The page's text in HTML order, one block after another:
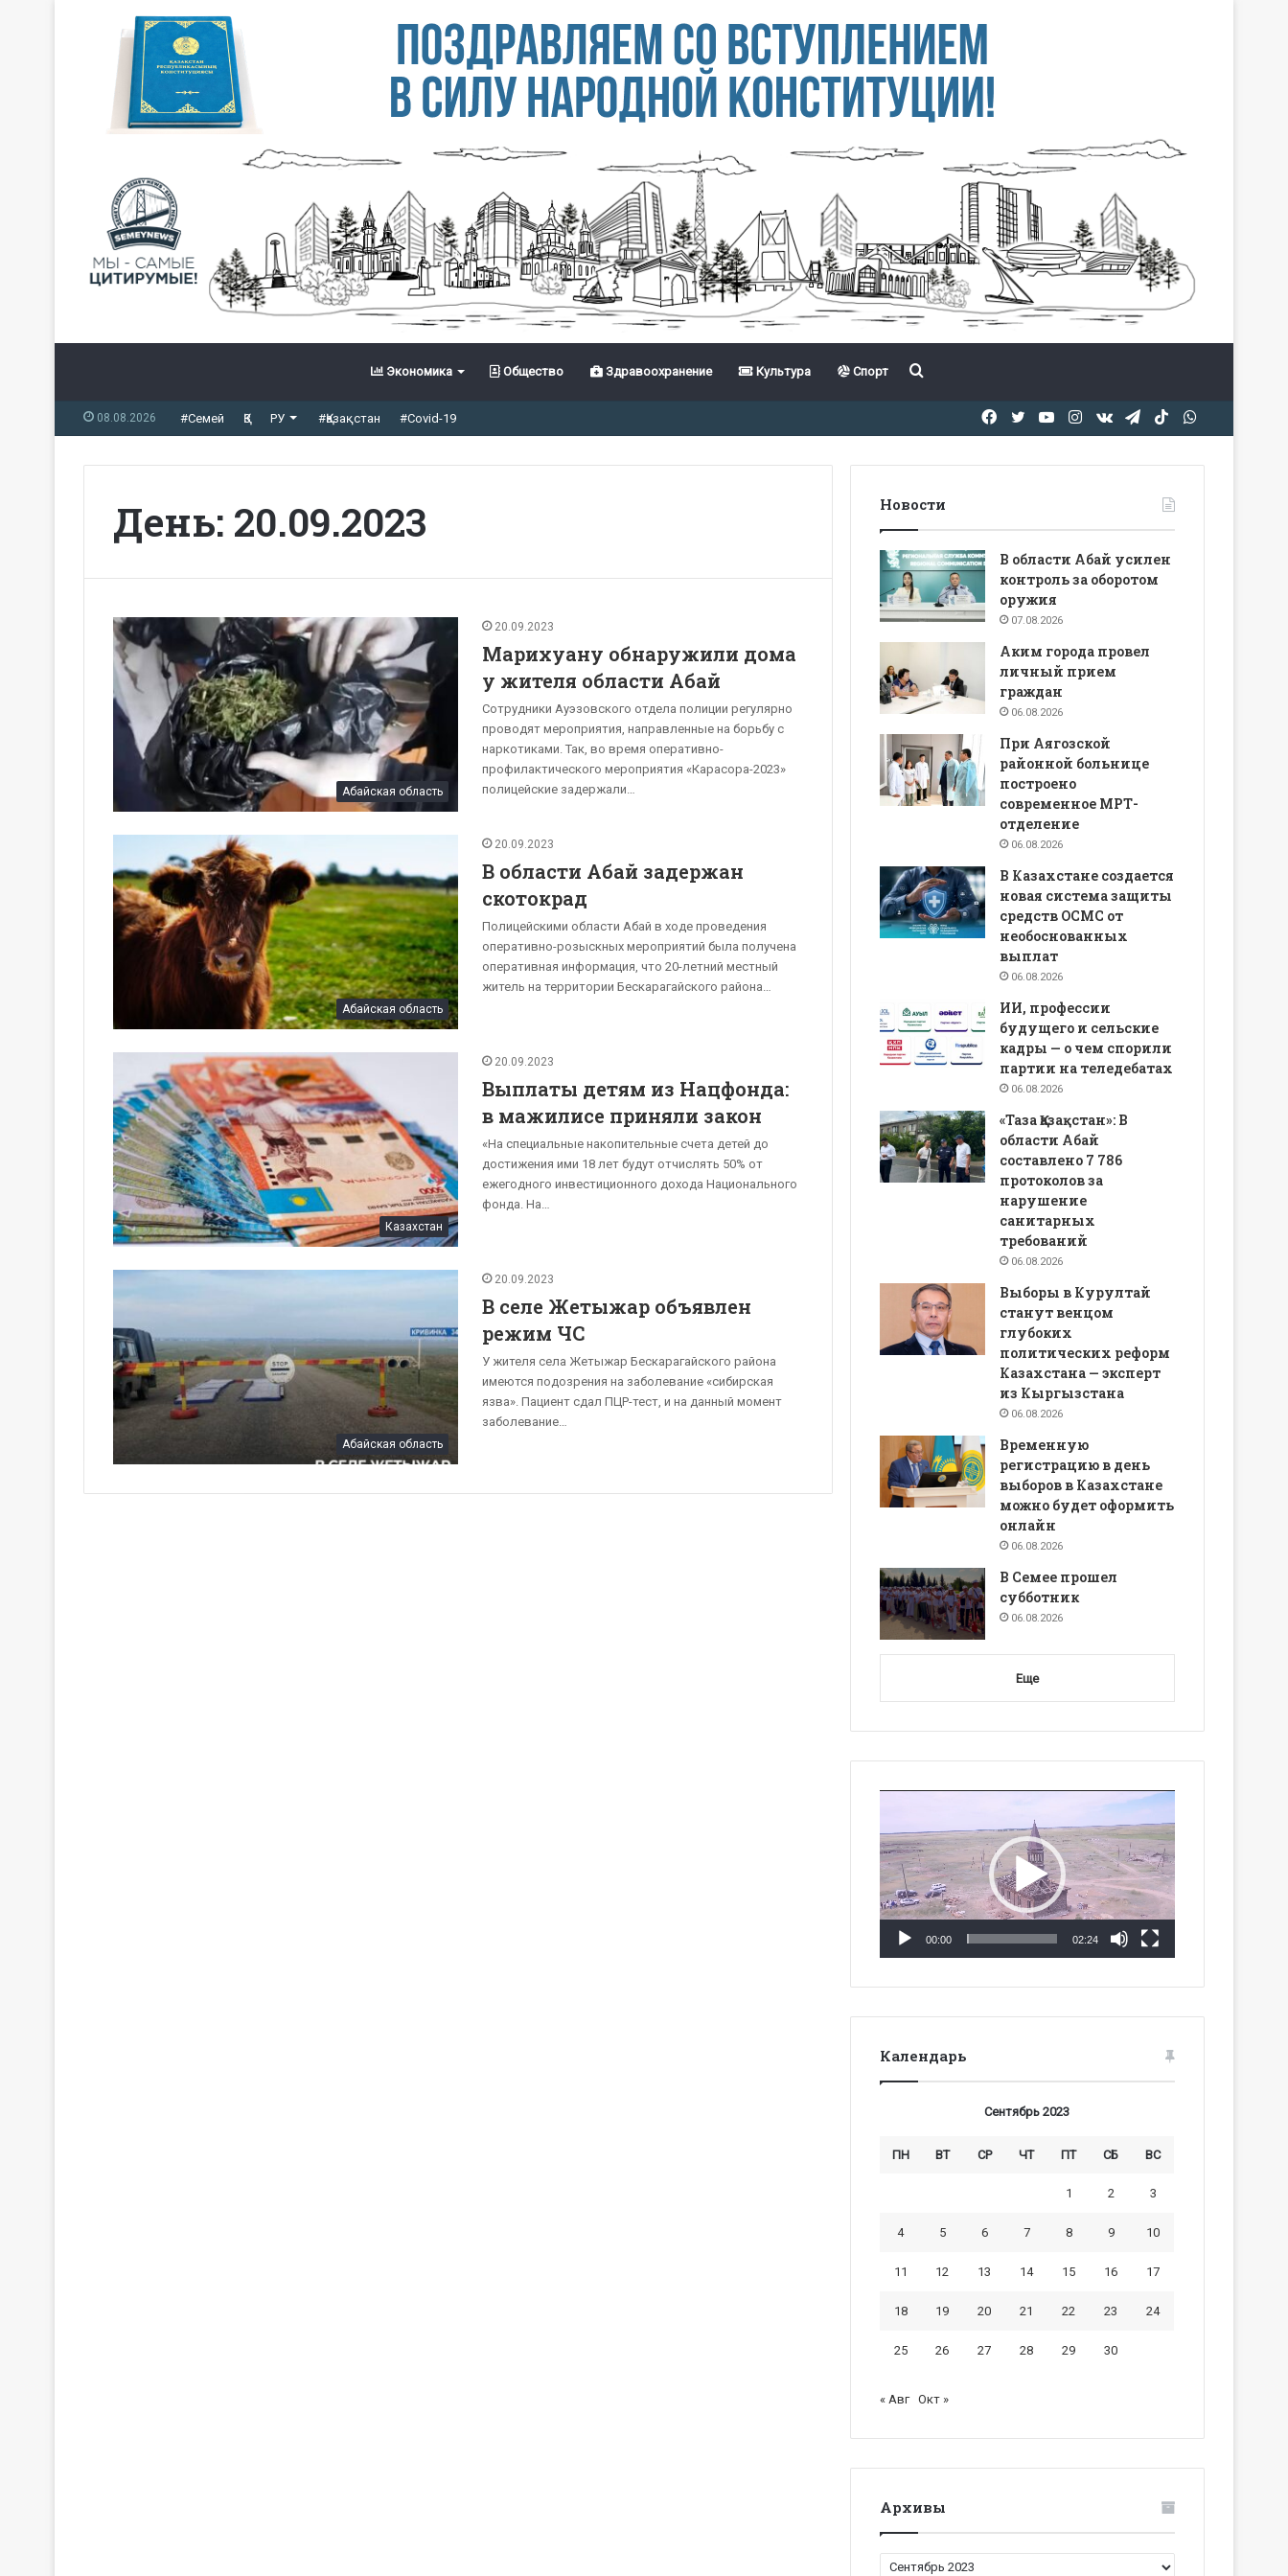
Экономика Общество Здравоохранение Культура Спорт Іздеу
08.08.2026 #Семей ҚЗ РУ #Қазақстан #Covid-19 TikTok
Telegram
vk.com
Instagram
YouTube
Twitter
Facebook
День: 20.09.2023
Абайская область
20.09.2023
Марихуану обнаружили дома
у жителя области Абай
Сотрудники Ауэзовского отдела полиции регулярно
проводят мероприятия, направленные на борьбу с
наркотиками. Так, во время оперативно-
профилактического мероприятия «Карасора-2023»
полицейские задержали…
Абайская область
20.09.2023
В области Абай задержан
скотокрад
Полицейскими области Абай в ходе проведения
оперативно-розыскных мероприятий была получена
оперативная информация, что 20-летний местный
житель на территории Бескарагайского района…
Казахстан
20.09.2023
Выплаты детям из Нацфонда:
в мажилисе приняли закон
«На специальные накопительные счета детей до
достижения ими 18 лет будут отчислять 50% от
ежегодного инвестиционного дохода Национального
фонда. На…
Абайская область
20.09.2023
В селе Жетыжар объявлен
режим ЧС
У жителя села Жетыжар Бескарагайского района
имеются подозрения на заболевание «сибирская
язва». Пациент сдал ПЦР-тест, и на данный момент
заболевание…
Новости
В области Абай усилен
контроль за оборотом
оружия
07.08.2026
Аким города провел
личный прием
граждан
06.08.2026
При Аягозской
районной больнице
построено
современное МРТ-
отделение
06.08.2026
В Казахстане создается
новая система защиты
средств ОСМС от
необоснованных
выплат
06.08.2026
ИИ, профессии
будущего и сельские
кадры — о чем спорили
партии на теледебатах
06.08.2026
«Таза Қазақстан»: В
области Абай
составлено 7 786
протоколов за
нарушение
санитарных
требований
06.08.2026
Выборы в Курултай
станут венцом
глубоких
политических реформ
Казахстана — эксперт
из Кыргызстана
06.08.2026
Временную
регистрацию в день
выборов в Казахстане
можно будет оформить
онлайн
06.08.2026
В Семее прошел
субботник
06.08.2026
Еще
00:00 02:24
Календарь
Сентябрь 2023
ПН ВТ СР ЧТ ПТ СБ ВС
1 2 3
4 5 6 7 8 9 10
11 12 13 14 15 16 17
18 19 20 21 22 23 24
25 26 27 28 29 30
« Авг Окт »
Архивы
Архивы